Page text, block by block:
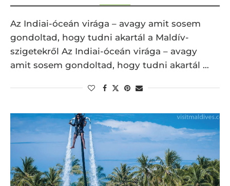
Az Indiai-óceán virága – avagy amit sosem
gondoltad, hogy tudni akartál a Maldív-
szigetekről Az Indiai-óceán virága – avagy
amit sosem gondoltad, hogy tudni akartál …